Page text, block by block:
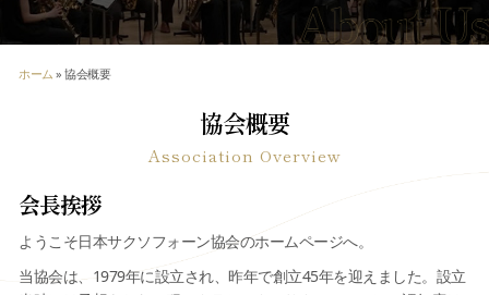
ホーム » 協会概要
協会概要
Association Overview
会長挨拶
ようこそ日本サクソフォーン協会のホームページへ。
当協会は、1979年に設立され、昨年で創立45年を迎えました。設立